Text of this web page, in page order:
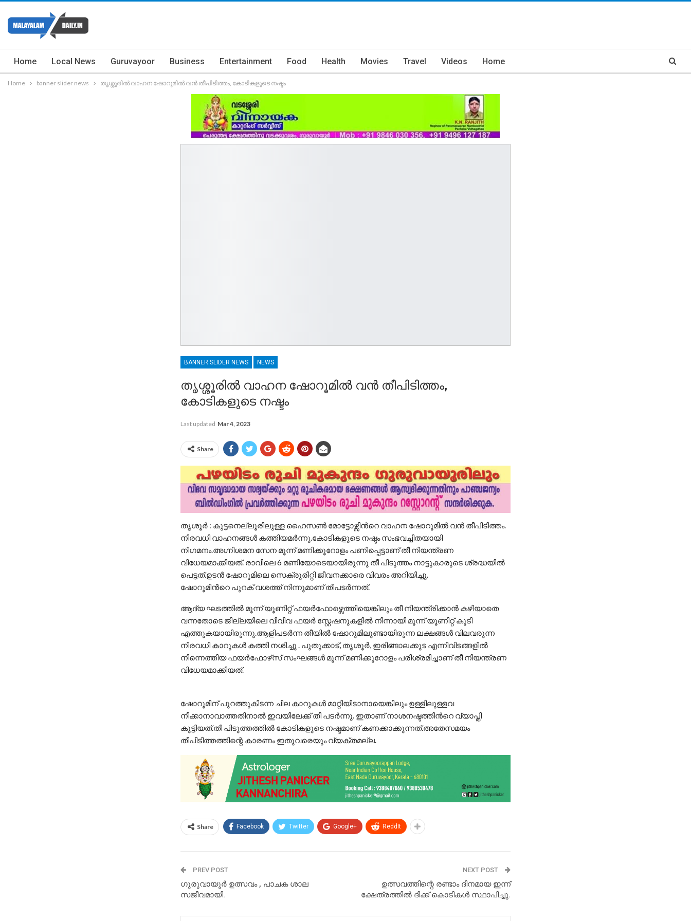
Home Local News Guruvayoor Business Entertainment Food Health Movies Travel Videos Home
Home banner slider news തൃശ്ശൂരിൽ വാഹന ഷോറൂമില്‍ വന്‍ തീപിടിത്തം, കോടികളുടെ നഷ്ടം
BANNER SLIDER NEWS NEWS
തൃശ്ശൂരിൽ വാഹന ഷോറൂമില്‍ വന്‍ തീപിടിത്തം,
കോടികളുടെ നഷ്ടം
Last updated Mar 4, 2023
Share
തൃശൂർ : കുട്ടനെല്ലൂരിലുള്ള ഹൈസണ്‍ മോട്ടോഴ്സിന്‍റെ വാഹന ഷോറൂമില്‍ വന്‍ തീപിടിത്തം.
നിരവധി വാഹനങ്ങള്‍ കത്തിയമര്‍ന്നു.കോടികളുടെ നഷ്ടം സംഭവച്ചിതയായി
നിഗമനം.അഗ്നിശമന സേന മൂന്ന് മണിക്കൂറോളം പണിപ്പെട്ടാണ് തീ നിയന്ത്രണ
വിധേയമാക്കിയത്. രാവിലെ 6 മണിയോടെയായിരുന്നു തീ പിടുത്തം നാട്ടുകാരുടെ ശ്രദ്ധയില്‍
പെട്ടത്.ഉടന്‍ ഷോറൂമിലെ സെക്രൂരിറ്റി ജീവനക്കാരെ വിവരം അറിയിച്ചു.
ഷോറൂമിന്‍റെ പുറക് വശത്ത് നിന്നുമാണ് തീപടര്‍ന്നത്.
ആദ്യ ഘടത്തില്‍ മൂന്ന് യൂണിറ്റ് ഫയര്‍ഫോഴ്സെത്തിയെങ്കിലും തീ നിയന്ത്രിക്കാന്‍ കഴിയാതെ
വന്നതോടെ ജില്ലയിലെ വിവിവ ഫയര്‍ സ്റ്റേഷനുകളില്‍ നിന്നായി മൂന്ന് യൂണിറ്റ് കൂടി
എത്തുകയായിരുന്നു.ആളിപടര്‍ന്ന തീയില്‍ ഷോറൂമിലുണ്ടായിരുന്ന ലക്ഷങ്ങള്‍ വിലവരുന്ന
നിരവധി കാറുകള്‍ കത്തി നശിച്ചു . പുതുക്കാട്, തൃശൂര്‍, ഇരിങ്ങാലക്കുട എന്നിവിടങ്ങളില്‍
നിന്നെത്തിയ ഫയര്‍ഫോഴ്‌സ് സംഘങ്ങള്‍ മൂന്ന് മണിക്കൂറോളം പരിശ്രമിച്ചാണ് തീ നിയന്ത്രണ
വിധേയമാക്കിയത്.
ഷോറൂമിന് പുറത്തുകിടന്ന ചില കാറുകള്‍ മാറ്റിയിടാനായെങ്കിലും ഉള്ളിലുള്ളവ
നീക്കാനാവാത്തതിനാല്‍ ഇവയിലേക്ക് തീ പടര്‍ന്നു. ഇതാണ് നാശനഷ്ടത്തിന്‍റെ വ്യാപ്തി
കൂട്ടിയത്.തീ പിടുത്തത്തില്‍ കോടികളുടെ നഷ്ടമാണ് കണക്കാക്കുന്നത്.അതേസമയം
തീപിടിത്തത്തിന്റെ കാരണം ഇതുവരെയും വ്യക്തമല്ല.
Share Facebook Twitter Google+ ReddIt
PREV POST
ഗുരുവായൂർ ഉത്സവം , പാചക ശാല
സജീവമായി.
NEXT POST
ഉത്സവത്തിന്റെ രണ്ടാം ദിനമായ ഇന്ന്
ക്ഷേത്രത്തിൽ ദിക്ക് കൊടികൾ സ്ഥാപിച്ചു.